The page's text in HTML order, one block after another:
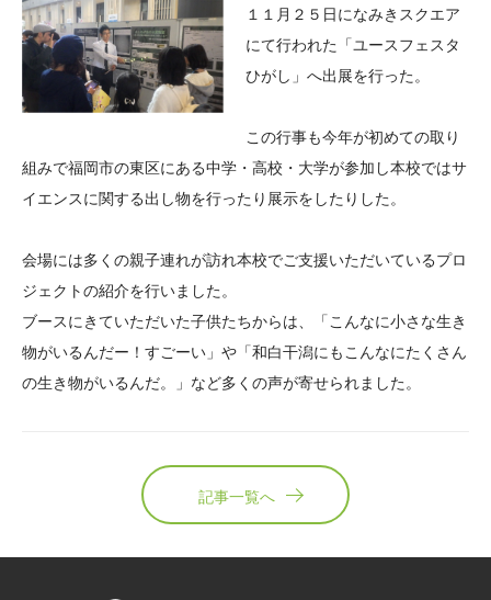
役員・評議員 公開情報
年報一覧 中谷財団レポート
大学院生奨学金
国際学生交流プログラ
ム
科学教育振興助成・
ログラム助成
アクセス よくあるご質問
サイトマップ
日本語 English
１１月２５日になみきスクエア
にて行われた「ユースフェスタ
ひがし」へ出展を行った。
この行事も今年が初めての取り
組みで福岡市の東区にある中学・高校・大学が参加し本校ではサ
イエンスに関する出し物を行ったり展示をしたりした。
会場には多くの親子連れが訪れ本校でご支援いただいているプロ
ジェクトの紹介を行いました。
ブースにきていただいた子供たちからは、「こんなに小さな生き
物がいるんだー！すごーい」や「和白干潟にもこんなにたくさん
の生き物がいるんだ。」など多くの声が寄せられました。
記事一覧へ